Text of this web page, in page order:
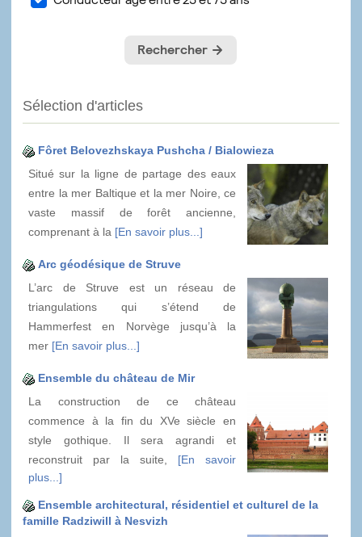
Sélection d'articles
Fôret Belovezhskaya Pushcha / Bialowieza
Situé sur la ligne de partage des eaux
entre la mer Baltique et la mer Noire, ce
vaste massif de forêt ancienne,
comprenant à la [En savoir plus...]
Arc géodésique de Struve
L’arc de Struve est un réseau de
triangulations qui s’étend de
Hammerfest en Norvège jusqu’à la
mer [En savoir plus...]
Ensemble du château de Mir
La construction de ce château
commence à la fin du XVe siècle en
style gothique. Il sera agrandi et
reconstruit par la suite, [En savoir
plus...]
Ensemble architectural, résidentiel et culturel de la
famille Radziwill à Nesvizh